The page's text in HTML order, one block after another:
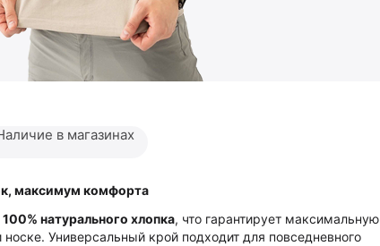
в магазинах
максимум комфорта
100% натурального хлопка, что гарантирует максимальную
Универсальный крой подходит для повседневного